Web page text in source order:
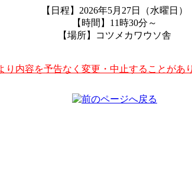
【日程】2026年5月27日（水曜日）
【時間】11時30分～
【場所】コツメカワウソ舎
内容を予告なく変更・中止することがあ